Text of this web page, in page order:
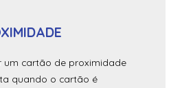
um cartão de proximidade
quando o cartão é